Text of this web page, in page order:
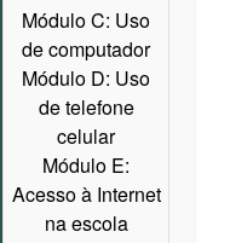
Módulo C: Uso
de computador
Módulo D: Uso
de telefone
celular
Módulo E:
Acesso à Internet
na escola